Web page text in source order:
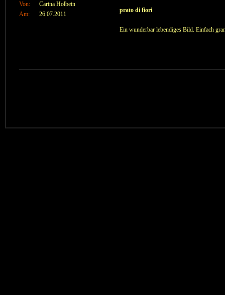
Von:
Carina Holbein
Am:
26.07.2011
prato di fiori
Ein wunderbar lebendiges Bild. Einfach